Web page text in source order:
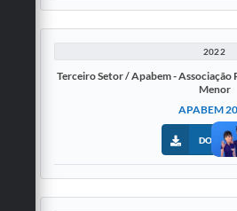
2022
Terceiro Setor / Apabem - Associação
Menor
APABEM